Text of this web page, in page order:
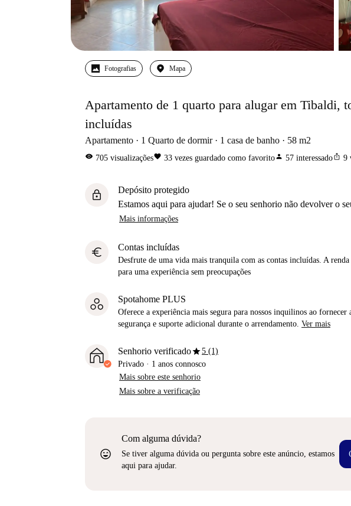
Fotografias Mapa
Apartamento de 1 quarto para alugar em Tibaldi,
incluídas
Apartamento 1 Quarto de dormir 1 casa de banho 58 m2
visibility 705 visualizaçõesfavorite 33 vezes guardado como favoritoperson 57 interessadoios_share 9
lock
Depósito protegido
Estamos aqui para ajudar! Se o seu senhorio não devolver o
Mais informações
euro Contas incluídas
Desfrute de uma vida mais tranquila com as contas incluídas. A renda
para uma experiência sem preocupações
Spotahome PLUS
Oferece a experiência mais segura para nossos inquilinos ao fornecer
segurança e suporte adicional durante o arrendamento. Ver mais
Senhorio verificadostar5 (1)
Privado · 1 anos connosco
Mais sobre este senhorio
Mais sobre a verificação
sentiment_very_satisfied
Com alguma dúvida?
Se tiver alguma dúvida ou pergunta sobre este anúncio, estamos
aqui para ajudar.